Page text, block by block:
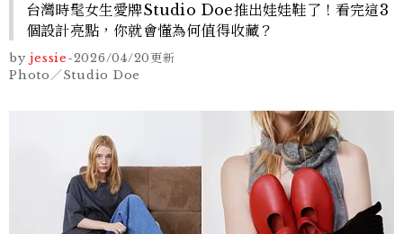
台灣時髦女生愛牌Studio Doe推出娃娃鞋了！看完這3
個設計亮點，你就會懂為何值得收藏？
by jessie-2026/04/20更新
Photo／Studio Doe